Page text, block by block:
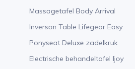
Massagetafel Body Arrival
Inverson Table Lifegear Easy
Ponyseat Deluxe zadelkruk
Electrische behandeltafel Ijoy